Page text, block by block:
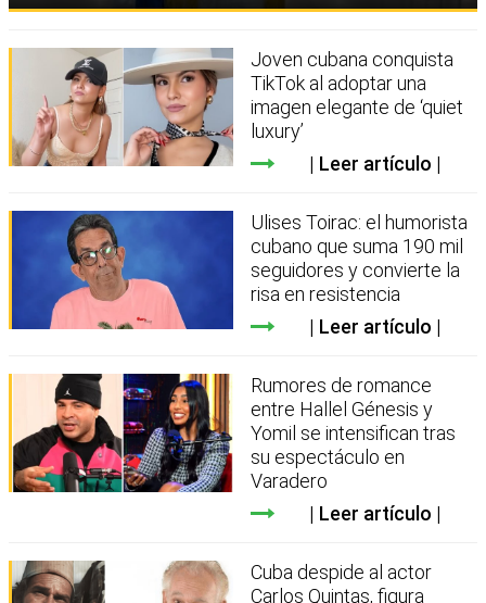
Joven cubana conquista
TikTok al adoptar una
imagen elegante de ‘quiet
luxury’
Leer artículo
Ulises Toirac: el humorista
cubano que suma 190 mil
seguidores y convierte la
risa en resistencia
Leer artículo
Rumores de romance
entre Hallel Génesis y
Yomil se intensifican tras
su espectáculo en
Varadero
Leer artículo
Cuba despide al actor
Carlos Quintas, figura